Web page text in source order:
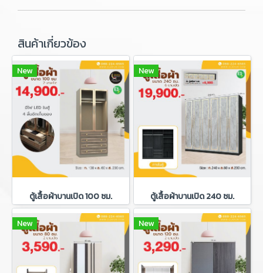
สินค้าเกี่ยวข้อง
New
ตู้เสื้อผ้าบานเปิด 100 ซม.
New
ตู้เสื้อผ้าบานเปิด 240 ซม.
New New